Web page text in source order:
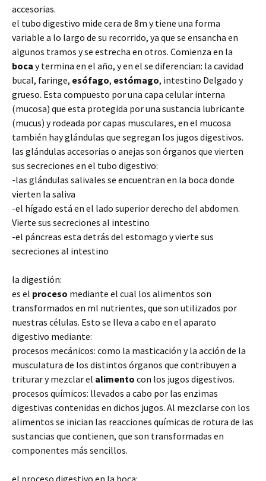
accesorias.
el tubo digestivo mide cera de 8m y tiene una forma
variable a lo largo de su recorrido, ya que se ensancha en
algunos tramos y se estrecha en otros. Comienza en la
boca y termina en el año, y en el se diferencian: la cavidad
bucal, faringe, esófago, estómago, intestino Delgado y
grueso. Esta compuesto por una capa celular interna
(mucosa) que esta protegida por una sustancia lubricante
(mucus) y rodeada por capas musculares, en el mucosa
también hay glándulas que segregan los jugos digestivos.
las glándulas accesorias o anejas son órganos que vierten
sus secreciones en el tubo digestivo:
-las glándulas salivales se encuentran en la boca donde
vierten la saliva
-el hígado está en el lado superior derecho del abdomen.
Vierte sus secreciones al intestino
-el páncreas esta detrás del estomago y vierte sus
secreciones al intestino
la digestión:
es el proceso mediante el cual los alimentos son
transformados en ml nutrientes, que son utilizados por
nuestras células. Esto se lleva a cabo en el aparato
digestivo mediante:
procesos mecánicos: como la masticación y la acción de la
musculatura de los distintos órganos que contribuyen a
triturar y mezclar el alimento con los jugos digestivos.
procesos químicos: llevados a cabo por las enzimas
digestivas contenidas en dichos jugos. Al mezclarse con los
alimentos se inician las reacciones químicas de rotura de las
sustancias que contienen, que son transformadas en
componentes más sencillos.
el proceso digestivo en la boca: